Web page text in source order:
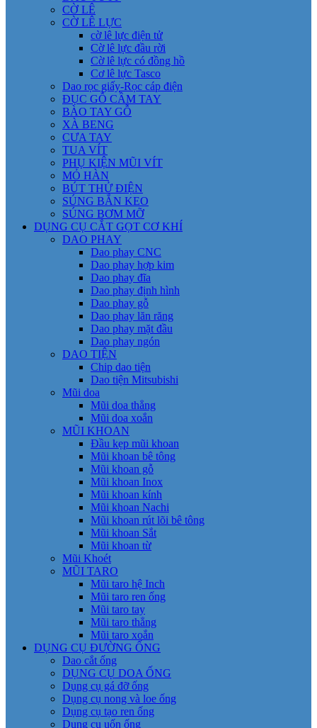
CỜ LÊ
CỜ LÊ LỰC
cờ lê lực điện tử
Cờ lê lực đầu rời
Cờ lê lực có đồng hồ
Cơ lê lực Tasco
Dao rọc giấy-Rọc cáp điện
ĐỤC GỖ CẦM TAY
BÀO TAY GỖ
XÀ BENG
CƯA TAY
TUA VÍT
PHỤ KIỆN MŨI VÍT
MỎ HÀN
BÚT THỬ ĐIỆN
SÚNG BẮN KEO
SÚNG BƠM MỠ
DỤNG CỤ CẮT GỌT CƠ KHÍ
DAO PHAY
Dao phay CNC
Dao phay hợp kim
Dao phay đĩa
Dao phay định hình
Dao phay gỗ
Dao phay lăn răng
Dao phay mặt đầu
Dao phay ngón
DAO TIỆN
Chip dao tiện
Dao tiện Mitsubishi
Mũi doa
Mũi doa thẳng
Mũi doa xoắn
MŨI KHOAN
Đầu kẹp mũi khoan
Mũi khoan bê tông
Mũi khoan gỗ
Mũi khoan Inox
Mũi khoan kính
Mũi khoan Nachi
Mũi khoan rút lõi bê tông
Mũi khoan Sắt
Mũi khoan từ
Mũi Khoét
MŨI TARO
Mũi taro hệ Inch
Mũi taro ren ống
Mũi taro tay
Mũi taro thẳng
Mũi taro xoắn
DỤNG CỤ ĐƯỜNG ỐNG
Dao cắt ống
DỤNG CỤ DOA ỐNG
Dụng cụ gá đỡ ống
Dụng cụ nong và loe ống
Dụng cụ tạo ren ống
Dụng cụ uốn ống